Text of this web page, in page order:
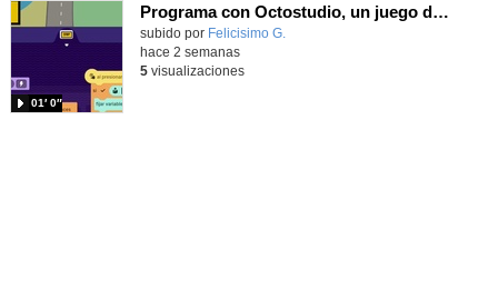
Programa con Octostudio, un juego de Educación Víal cruzando un paso de cebra.
Contenido educativo.
subido por Felicisimo G.
01′ 0″
hace 2 semanas
5visualizaciones